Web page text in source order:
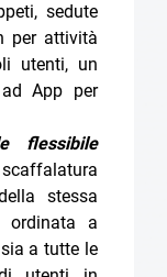
sedute
per attività
utenti, un
App per
flessibile
stessa
ordinata a
a tutte le